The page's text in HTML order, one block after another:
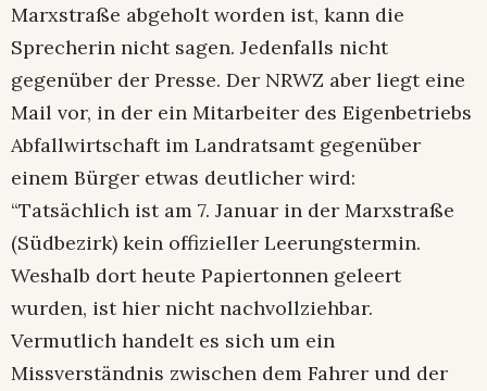
Marxstraße abgeholt worden ist, kann die
Sprecherin nicht sagen. Jedenfalls nicht
gegenüber der Presse. Der NRWZ aber liegt eine
Mail vor, in der ein Mitarbeiter des Eigenbetriebs
Abfallwirtschaft im Landratsamt gegenüber
einem Bürger etwas deutlicher wird:
“Tatsächlich ist am 7. Januar in der Marxstraße
(Südbezirk) kein offizieller Leerungstermin.
Weshalb dort heute Papiertonnen geleert
wurden, ist hier nicht nachvollziehbar.
Vermutlich handelt es sich um ein
Missverständnis zwischen dem Fahrer und der